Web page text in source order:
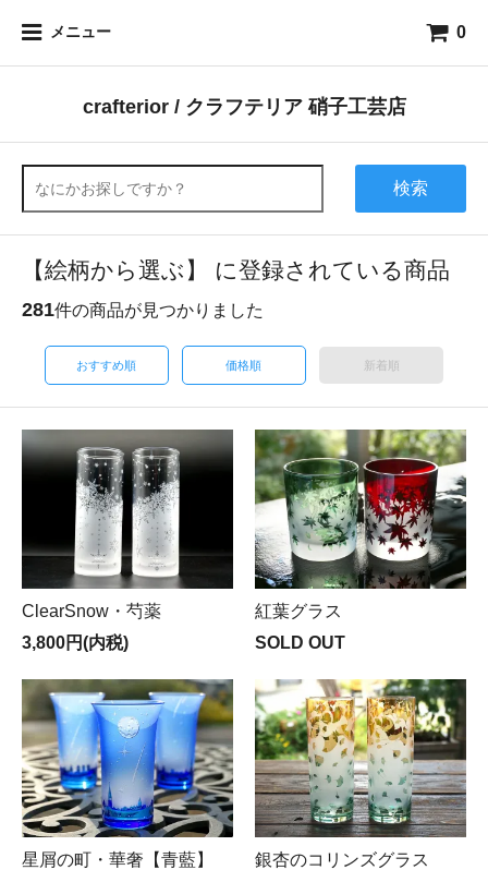
メニュー 0
crafterior / クラフテリア 硝子工芸店
検索
【絵柄から選ぶ】 に登録されている商品
281件の商品が見つかりました
おすすめ順 価格順 新着順
ClearSnow・芍薬
3,800円(内税)
紅葉グラス
SOLD OUT
星屑の町・華奢【青藍】
銀杏のコリンズグラス